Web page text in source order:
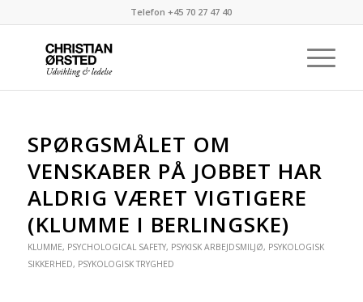
Telefon +45 70 27 47 40
SPØRGSMÅLET OM
VENSKABER PÅ JOBBET HAR
ALDRIG VÆRET VIGTIGERE
(KLUMME I BERLINGSKE)
KLUMME, PSYCHOLOGICAL SAFETY, PSYKISK ARBEJDSMILJØ, PSYKOLOGISK
SIKKERHED, PSYKOLOGISK TRYGHED